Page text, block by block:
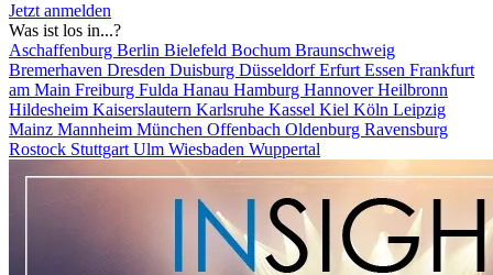
Jetzt anmelden
Was ist los in...?
Aschaffenburg Berlin Bielefeld Bochum Braunschweig
Bremerhaven Dresden Duisburg DüsseldorfErfurt Essen Frankfurt
am Main Freiburg Fulda Hanau Hamburg HannoverHeilbronn
Hildesheim Kaiserslautern Karlsruhe Kassel Kiel Köln Leipzig
Mainz Mannheim München Offenbach Oldenburg Ravensburg
Rostock Stuttgart Ulm Wiesbaden Wuppertal